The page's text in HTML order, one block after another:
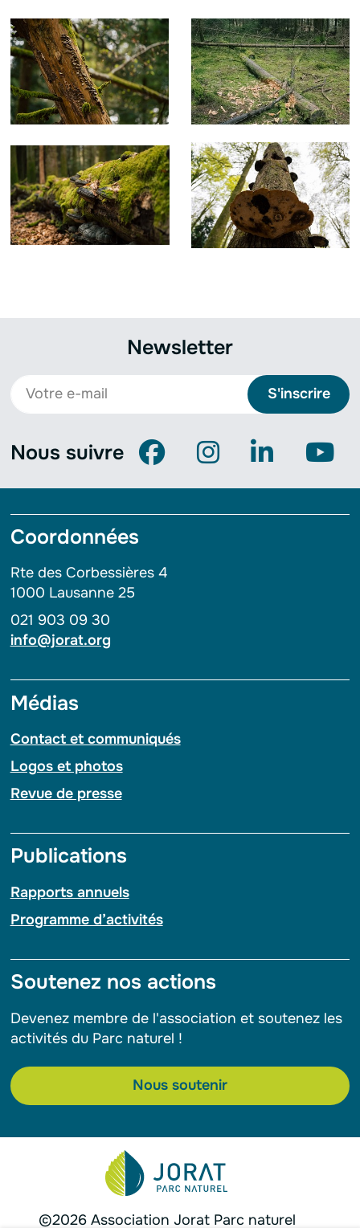
Newsletter
S'inscrire
Nous suivre
Coordonnées
Rte des Corbessières 4
1000 Lausanne 25
021 903 09 30
info@jorat.org
Médias
Contact et communiqués
Logos et photos
Revue de presse
Publications
Rapports annuels
Programme d’activités
Soutenez nos actions
Devenez membre de l'association et soutenez les
activités du Parc naturel !
Nous soutenir
©2026 Association Jorat Parc naturel